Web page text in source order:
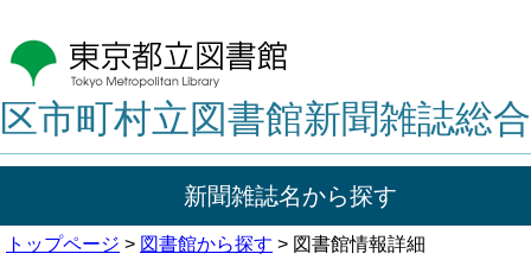
区市町村立図書館新聞雑誌総
新聞雑誌名から探す
トップページ > 図書館から探す > 図書館情報詳細